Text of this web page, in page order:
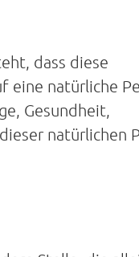
dass diese
eine natürliche
Gesundheit,
natürlichen